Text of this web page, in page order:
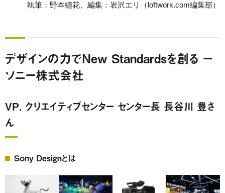
執筆：野本纏花、編集：岩沢エリ（loftwork.com編集部）
デザインの力でNew Standardsを創る ー
ソニー株式会社
VP. クリエイティブセンター センター長 長谷川 豊さ
ん
Sony Designとは